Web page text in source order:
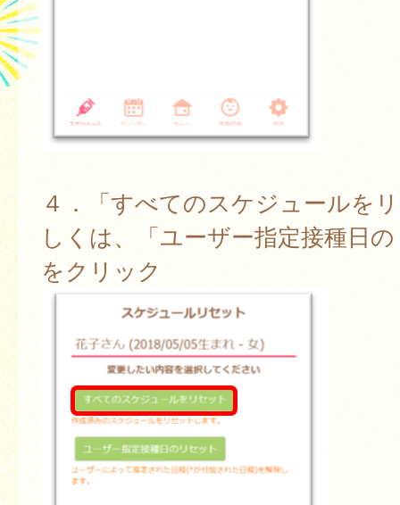
４．「すべてのスケジュールを
しくは、「ユーザー指定接種日
をクリック